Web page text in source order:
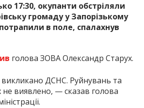
17:30, окупанти обстріляли
громаду у Запорізькому
в поле, спалахнув
голова ЗОВА Олександр Старух.
викликано ДСНС. Руйнувань та
виявлено, — сказав голова